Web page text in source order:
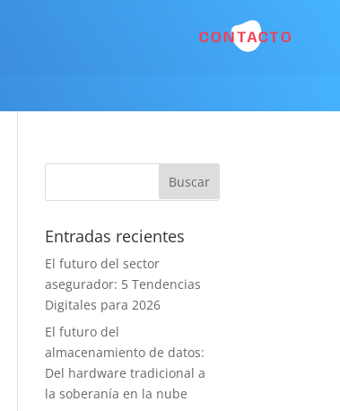
CONTACTO
Entradas recientes
El futuro del sector
asegurador: 5 Tendencias
Digitales para 2026
El futuro del
almacenamiento de datos:
Del hardware tradicional a
la soberanía en la nube